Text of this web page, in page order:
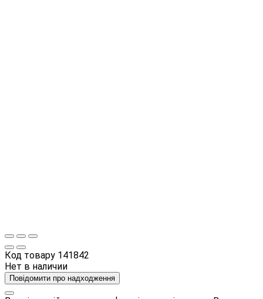
Код товару 141842
Нет в наличии
Повідомити про надходження